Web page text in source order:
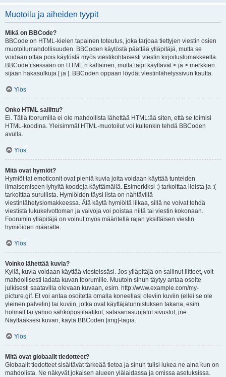
Muotoilu ja aiheiden tyypit
Mikä on BBCode?
BBCode on HTML-kielen tapainen toteutus, joka tarjoaa tiettyjen viestin osien
muotoilumahdollisuuden. BBCoden käytöstä päättää ylläpitäjä, mutta se
voidaan ottaa pois käytöstä myös viestikohtaisesti viestin kirjoituslomakkeella.
BBCode itsessään on HTML:n kaltainen, mutta tagit käyttävät < ja > merkkien
sijaan hakasulkuja [ ja ]. BBCoden oppaan löydät viestinlähetyssivun kautta.
Ylös
Onko HTML sallittu?
Ei. Tällä foorumilla ei ole mahdollista lähettää HTML:ää siten, että se toimisi
HTML-koodina. Yleisimmät HTML-muotoilut voi kuitenkin tehdä BBCoden
avulla.
Ylös
Mitä ovat hymiöt?
Hymiöt tai emoticonit ovat pieniä kuvia joita voidaan käyttää tunteiden
ilmaisemiseen lyhyitä koodeja käyttämällä. Esimerkiksi :) tarkoittaa iloista ja :(
tarkoittaa surullista. Hymiöiden täysi lista on nähtävillä
viestinlähetyslomakkeessa. Älä käytä hymiöitä liikaa, sillä ne voivat tehdä
viestistä lukukelvottoman ja valvoja voi poistaa niitä tai viestin kokonaan.
Foorumin ylläpitäjä on voinut myös määritellä rajan yksittäisen viestin
hymiöiden määrälle.
Ylös
Voinko lähettää kuvia?
Kyllä, kuvia voidaan käyttää viesteissäsi. Jos ylläpitäjä on sallinut liitteet, voit
mahdollisesti ladata kuvan foorumille. Muutoin sinun täytyy antaa osoite
julkisesti saatavilla olevaan kuvaan, esim. http://www.example.com/my-
picture.gif. Et voi antaa osoitetta omalla koneellasi oleviin kuviin (ellei se ole
yleinen palvelin) tai kuviin, jotka ovat käyttäjätunnistuksen takana, esim.
hotmail tai yahoo sähköpostilaatikot, salasanasuojatut sivustot, jne.
Näyttääksesi kuvan, käytä BBCoden [img]-tagia.
Ylös
Mitä ovat globaalit tiedotteet?
Globaalit tiedotteet sisältävät tärkeää tietoa ja sinun tulisi lukea ne aina kun on
mahdolista. Ne näkyvät jokaisen alueen ylälaidassa ja omissa asetuksissa.